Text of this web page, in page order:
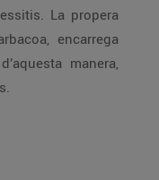
La propera
encarrega
manera,